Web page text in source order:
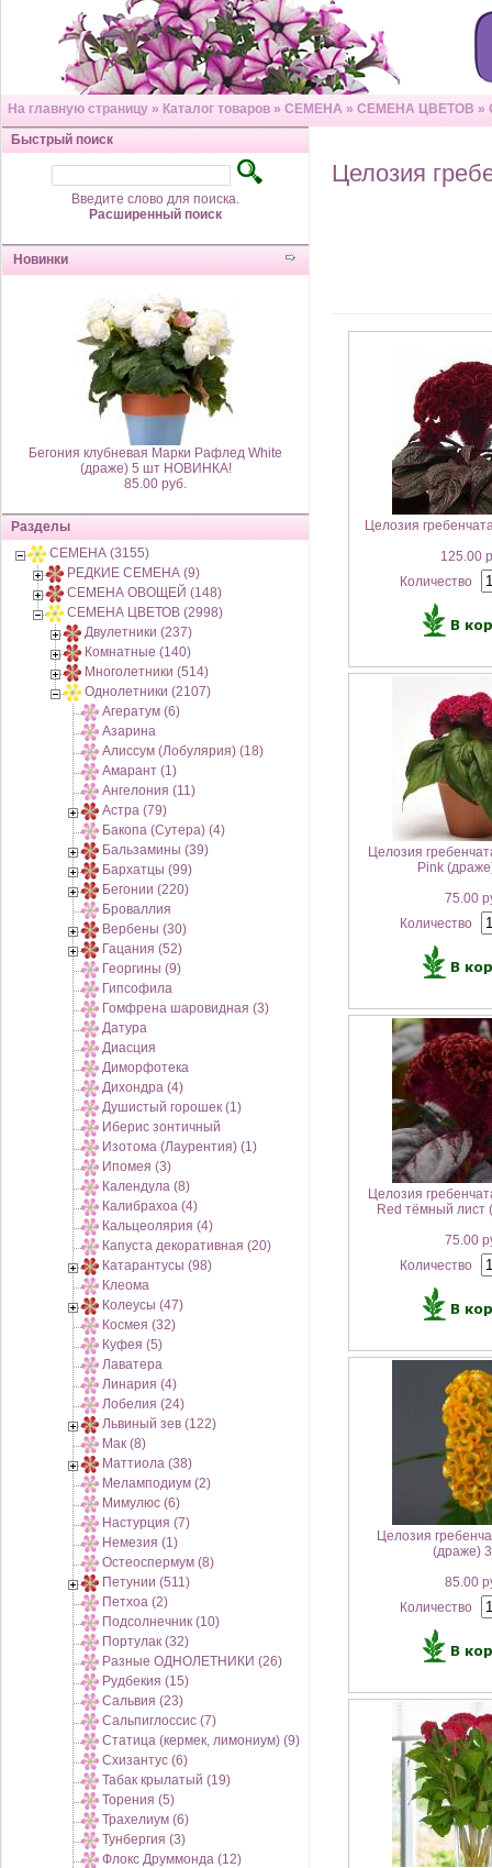
На главную страницу » Каталог товаров » СЕМЕНА » СЕМЕНА ЦВЕТОВ »
Быстрый поиск
Введите слово для поиска.
Расширенный поиск
Новинки
Бегония клубневая Марки Рафлед White
(драже) 5 шт НОВИНКА!
85.00 руб.
Разделы
СЕМЕНА (3155)
РЕДКИЕ СЕМЕНА (9)
СЕМЕНА ОВОЩЕЙ (148)
СЕМЕНА ЦВЕТОВ (2998)
Двулетники (237)
Комнатные (140)
Многолетники (514)
Однолетники (2107)
Агератум (6)
Азарина
Алиссум (Лобулярия) (18)
Амарант (1)
Ангелония (11)
Астра (79)
Бакопа (Сутера) (4)
Бальзамины (39)
Бархатцы (99)
Бегонии (220)
Броваллия
Вербены (30)
Гацания (52)
Георгины (9)
Гипсофила
Гомфрена шаровидная (3)
Датура
Диасция
Диморфотека
Дихондра (4)
Душистый горошек (1)
Иберис зонтичный
Изотома (Лаурентия) (1)
Ипомея (3)
Календула (8)
Калибрахоа (4)
Кальцеолярия (4)
Капуста декоративная (20)
Катарантусы (98)
Клеома
Колеусы (47)
Космея (32)
Куфея (5)
Лаватера
Линария (4)
Лобелия (24)
Львиный зев (122)
Мак (8)
Маттиола (38)
Меламподиум (2)
Мимулюс (6)
Настурция (7)
Немезия (1)
Остеоспермум (8)
Петунии (511)
Петхоа (2)
Подсолнечник (10)
Портулак (32)
Разные ОДНОЛЕТНИКИ (26)
Рудбекия (15)
Сальвия (23)
Сальпиглоссис (7)
Статица (кермек, лимониум) (9)
Схизантус (6)
Табак крылатый (19)
Торения (5)
Трахелиум (6)
Тунбергия (3)
Флокс Друммонда (12)
Целозия
Целозия
125.00
Количество
Целозия
Pink
75.00
Количество
Целозия
Red тёмный лист
75.00
Количество
Целозия
(драже)
85.00
Количество